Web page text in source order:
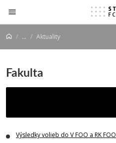
Prejsť na obsah
... Aktuality
Fakulta
Výsledky volieb do V FOO a RK FOO